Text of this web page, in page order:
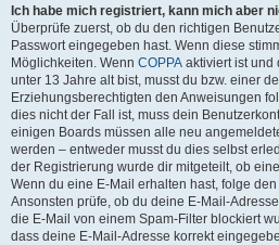
Ich habe mich registriert, kann mich aber
Überprüfe zuerst, ob du den richtigen
Passwort eingegeben hast. Wenn diese
Möglichkeiten. Wenn COPPA aktiviert ist und
unter 13 Jahre alt bist, musst du bzw. einer
Erziehungsberechtigten den Anweisungen
dies nicht der Fall ist, muss dein
einigen Boards müssen alle neu
werden – entweder musst du dies selbst
der Registrierung wurde dir mitgeteilt, ob
Wenn du eine E-Mail erhalten hast, folge
Ansonsten prüfe, ob du deine E-Mail-
die E-Mail von einem Spam-Filter blockiert
dass deine E-Mail-Adresse korrekt